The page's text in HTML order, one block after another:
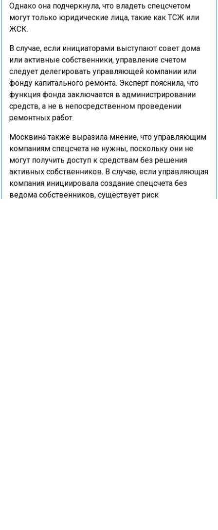
Однако она подчеркнула, что владеть спецсчетом
могут только юридические лица, такие как ТСЖ или
ЖСК.
В случае, если инициаторами выступают совет дома
или активные собственники, управление счетом
следует делегировать управляющей компании или
фонду капитального ремонта. Эксперт пояснила, что
функция фонда заключается в администрировании
средств, а не в непосредственном проведении
ремонтных работ.
Москвина также выразила мнение, что управляющим
компаниям спецсчета не нужны, поскольку они не
могут получить доступ к средствам без решения
активных собственников. В случае, если управляющая
компания инициировала создание спецсчета без
ведома собственников, существует риск